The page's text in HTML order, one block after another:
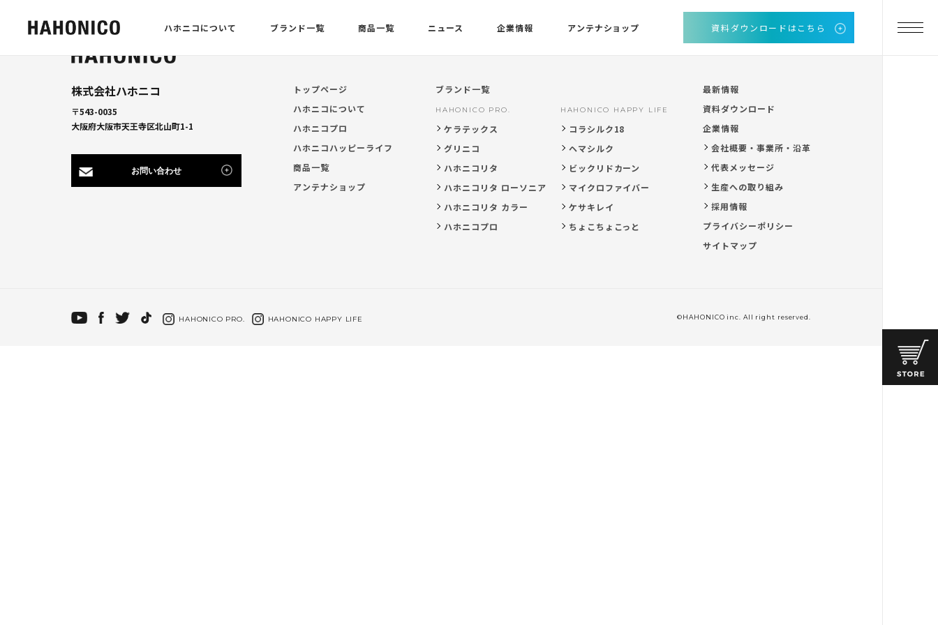
ハホニコについて ブランド一覧 商品一覧 ニュース 企業情報 アンテナショップ 資料ダウンロードはこちら
株式会社ハホニコ
〒543-0035
大阪府大阪市天王寺区北山町1-1
お問い合わせ
トップページ
ハホニコについて
ハホニコプロ
ハホニコハッピーライフ
商品一覧
アンテナショップ
ブランド一覧
HAHONICO PRO.
ケラテックス
グリニコ
ハホニコリタ
ハホニコリタ ローソニア
ハホニコリタ カラー
ハホニコプロ
HAHONICO HAPPY LIFE
コラシルク18
ヘマシルク
ビックリドカーン
マイクロファイバー
ケサキレイ
ちょこちょこっと
最新情報
資料ダウンロード
企業情報
会社概要・事業所・沿革
代表メッセージ
生産への取り組み
採用情報
プライバシーポリシー
サイトマップ
HAHONICO PRO. HAHONICO HAPPY LIFE ©HAHONICO inc. All right reserved.